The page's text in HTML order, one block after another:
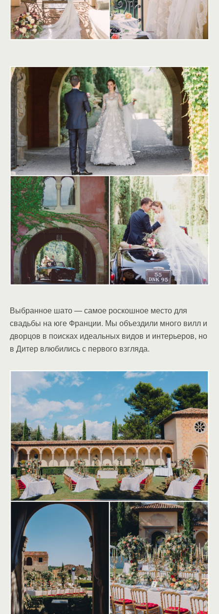
Выбранное шато — самое роскошное место для
свадьбы на юге Франции. Мы объездили много вилл и
дворцов в поисках идеальных видов и интерьеров, но
в Дитер влюбились с первого взгляда.